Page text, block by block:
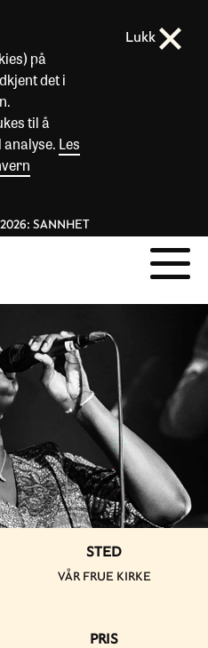
på
det i
til å
Les
Lukk
SANNHET
STED
VÅR FRUE KIRKE
PRIS